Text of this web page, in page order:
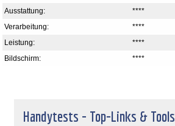
****
Ausstattung:
****
Verarbeitung:
****
Leistung:
****
Bildschirm:
Handytests - Top-Links & Tools